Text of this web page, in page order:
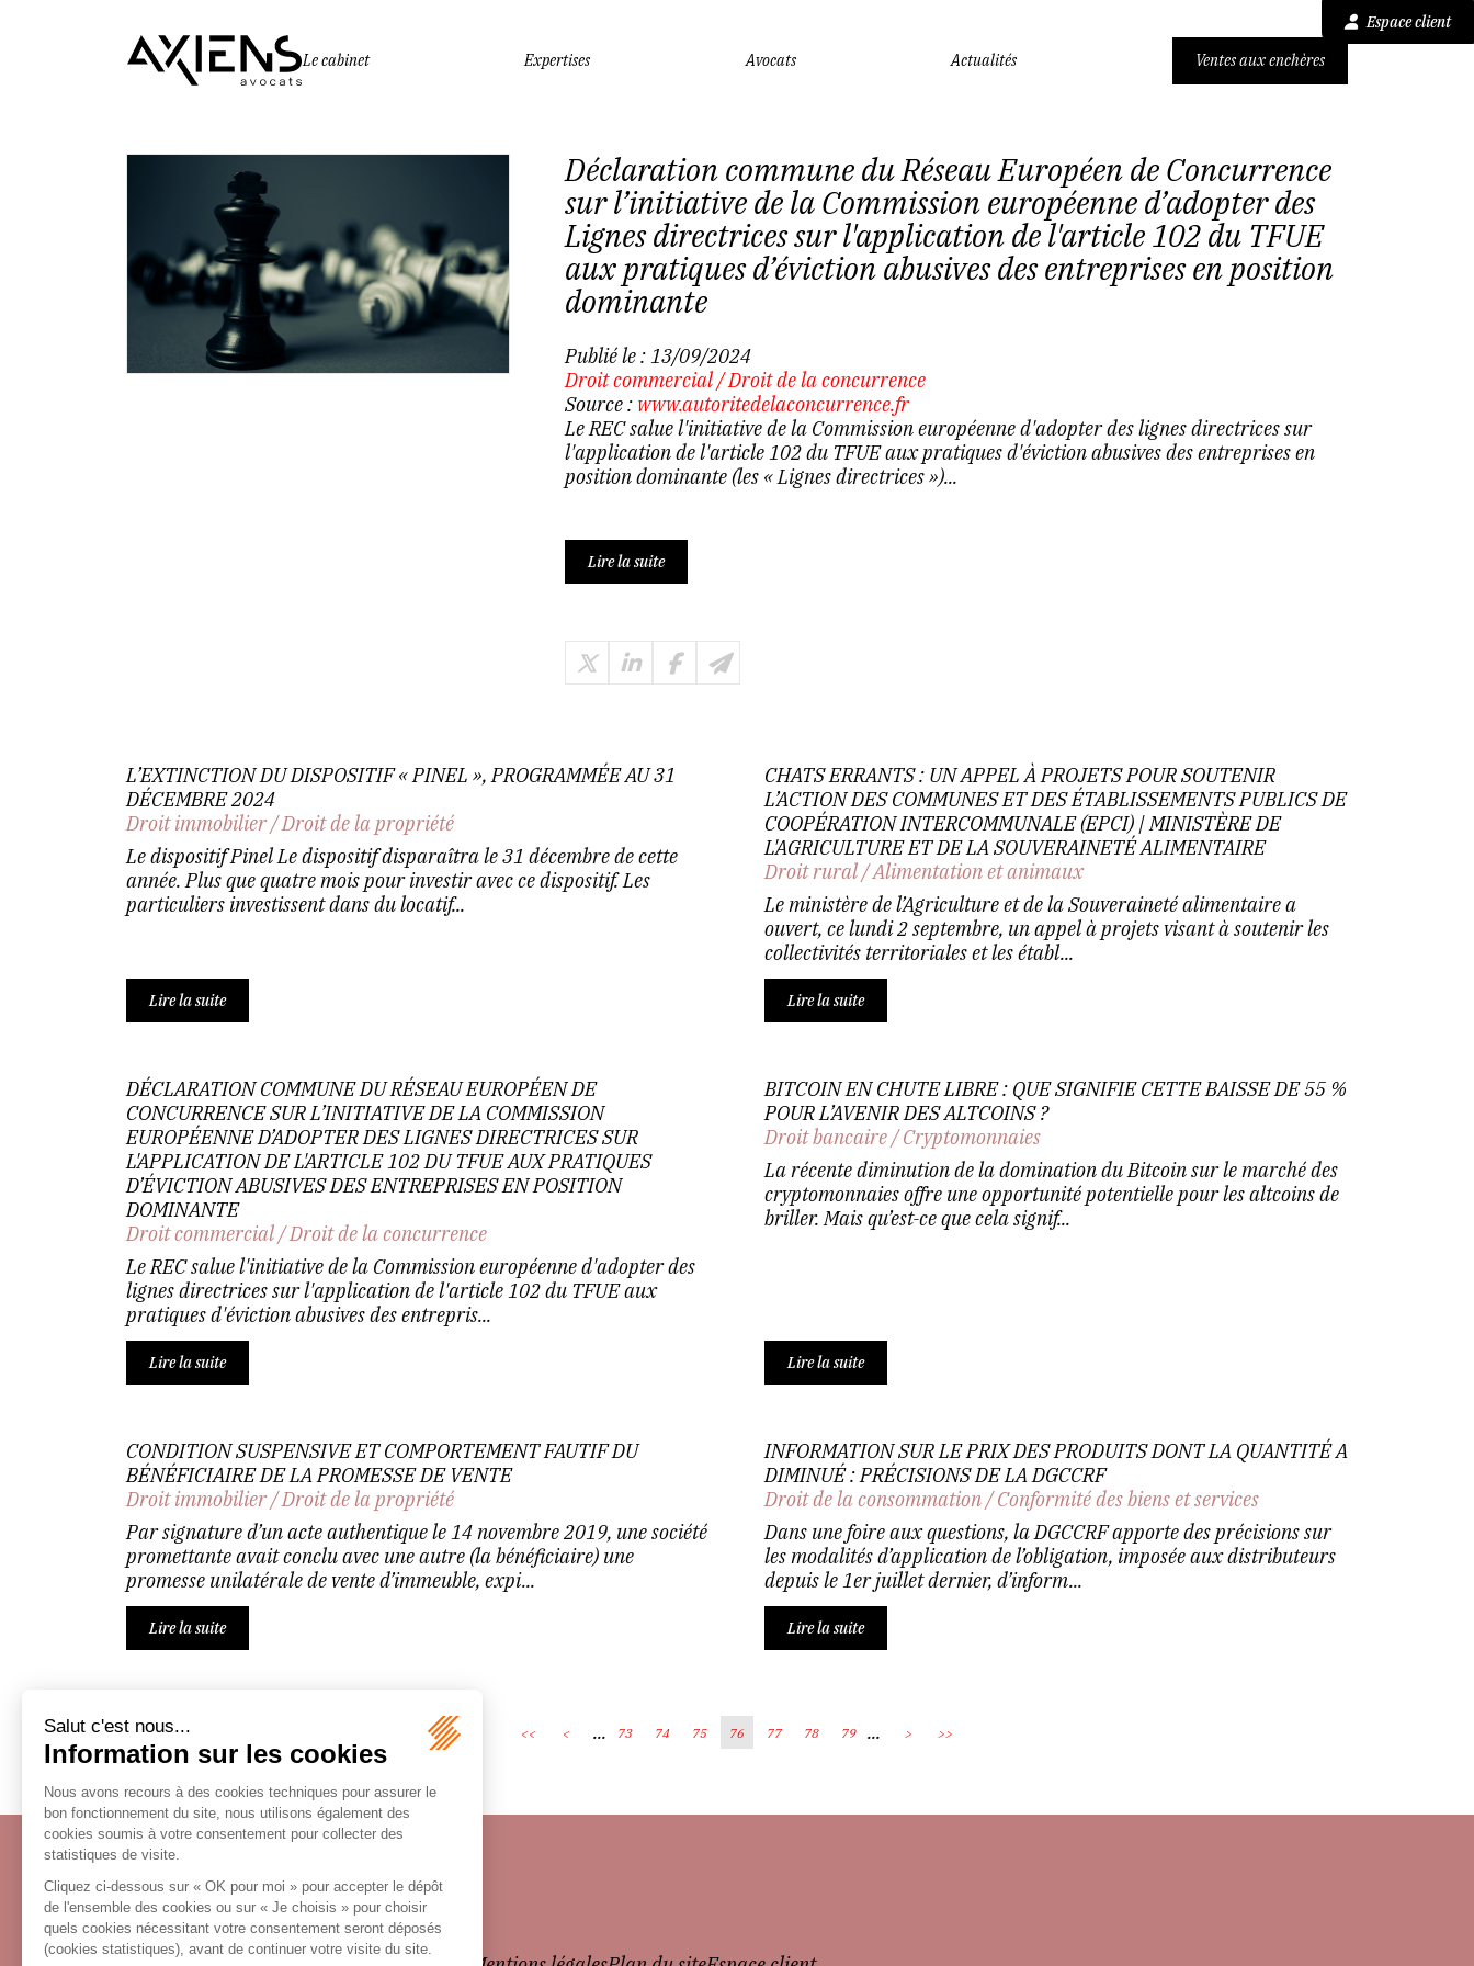
Espace client
Le cabinet
Expertises Avocats Actualités Ventes aux enchères
Déclaration commune du Réseau Européen de Concurrence
sur l’initiative de la Commission européenne d’adopter des
Lignes directrices sur l'application de l'article 102 du TFUE
aux pratiques d’éviction abusives des entreprises en position
dominante
Publié le :13/09/2024
Droit commercial/Droit de la concurrence
Source : www.autoritedelaconcurrence.fr
Le REC salue l'initiative de la Commission européenne d'adopter des lignes directrices sur
l'application de l'article 102 du TFUE aux pratiques d'éviction abusives des entreprises en
position dominante (les « Lignes directrices »)...
Lire la suite
L’EXTINCTION DU DISPOSITIF « PINEL », PROGRAMMÉE AU 31
DÉCEMBRE 2024
Droit immobilier/Droit de la propriété
Le dispositif Pinel Le dispositif disparaîtra le 31 décembre de cette
année. Plus que quatre mois pour investir avec ce dispositif. Les
particuliers investissent dans du locatif...
Lire la suite
CHATS ERRANTS : UN APPEL À PROJETS POUR SOUTENIR
L’ACTION DES COMMUNES ET DES ÉTABLISSEMENTS PUBLICS DE
COOPÉRATION INTERCOMMUNALE (EPCI) | MINISTÈRE DE
L'AGRICULTURE ET DE LA SOUVERAINETÉ ALIMENTAIRE
Droit rural/Alimentation et animaux
Le ministère de l’Agriculture et de la Souveraineté alimentaire a
ouvert, ce lundi 2 septembre, un appel à projets visant à soutenir les
collectivités territoriales et les établ...
Lire la suite
DÉCLARATION COMMUNE DU RÉSEAU EUROPÉEN DE
CONCURRENCE SUR L’INITIATIVE DE LA COMMISSION
EUROPÉENNE D’ADOPTER DES LIGNES DIRECTRICES SUR
L'APPLICATION DE L'ARTICLE 102 DU TFUE AUX PRATIQUES
D’ÉVICTION ABUSIVES DES ENTREPRISES EN POSITION
DOMINANTE
Droit commercial/Droit de la concurrence
Le REC salue l'initiative de la Commission européenne d'adopter des
lignes directrices sur l'application de l'article 102 du TFUE aux
pratiques d'éviction abusives des entrepris...
Lire la suite
BITCOIN EN CHUTE LIBRE : QUE SIGNIFIE CETTE BAISSE DE 55 %
POUR L’AVENIR DES ALTCOINS ?
Droit bancaire/Cryptomonnaies
La récente diminution de la domination du Bitcoin sur le marché des
cryptomonnaies offre une opportunité potentielle pour les altcoins de
briller. Mais qu’est-ce que cela signif...
Lire la suite
CONDITION SUSPENSIVE ET COMPORTEMENT FAUTIF DU
BÉNÉFICIAIRE DE LA PROMESSE DE VENTE
Droit immobilier/Droit de la propriété
Par signature d’un acte authentique le 14 novembre 2019, une société
promettante avait conclu avec une autre (la bénéficiaire) une
promesse unilatérale de vente d’immeuble, expi...
Lire la suite
INFORMATION SUR LE PRIX DES PRODUITS DONT LA QUANTITÉ A
DIMINUÉ : PRÉCISIONS DE LA DGCCRF
Droit de la consommation/Conformité des biens et services
Dans une foire aux questions, la DGCCRF apporte des précisions sur
les modalités d’application de l’obligation, imposée aux distributeurs
depuis le 1er juillet dernier, d’inform...
Lire la suite
<< < ... 73 74 75 76 77 78 79 ... > >>